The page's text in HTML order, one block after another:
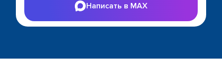
Написать в MAX